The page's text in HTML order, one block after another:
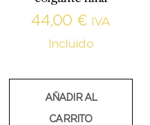
44,00 €
IVA
Incluido
AÑADIR AL
CARRITO